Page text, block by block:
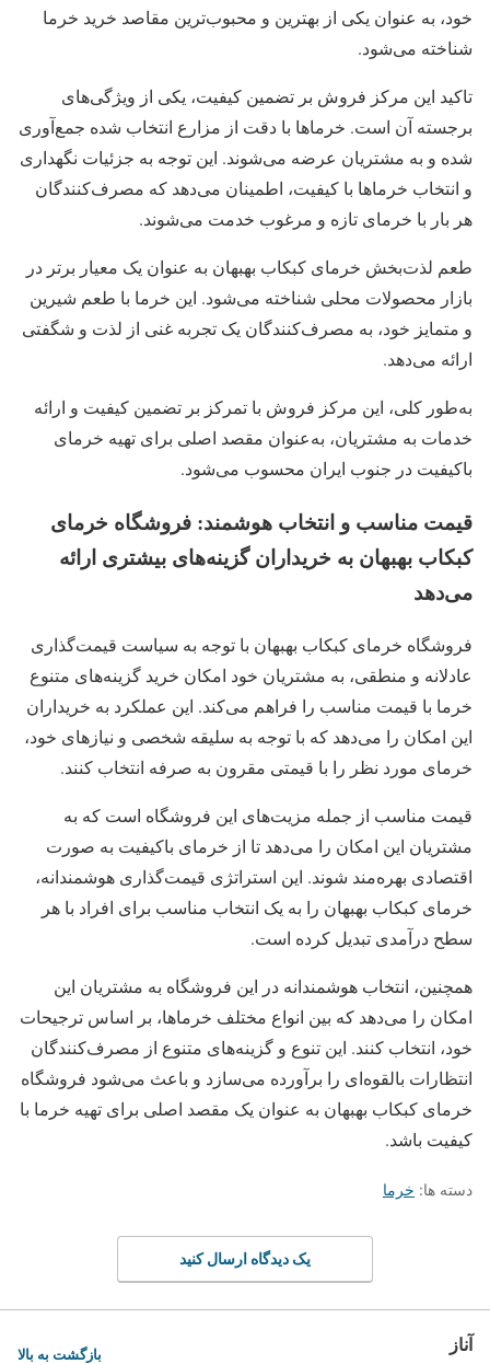
خود، به عنوان یکی از بهترین و محبوب‌ترین مقاصد خرید خرما
شناخته می‌شود.
تاکید این مرکز فروش بر تضمین کیفیت، یکی از ویژگی‌های
برجسته آن است. خرماها با دقت از مزارع انتخاب شده جمع‌آوری
شده و به مشتریان عرضه می‌شوند. این توجه به جزئیات نگهداری
و انتخاب خرماها با کیفیت، اطمینان می‌دهد که مصرف‌کنندگان
هر بار با خرمای تازه و مرغوب خدمت می‌شوند.
طعم لذت‌بخش خرمای کبکاب بهبهان به عنوان یک معیار برتر در
بازار محصولات محلی شناخته می‌شود. این خرما با طعم شیرین
و متمایز خود، به مصرف‌کنندگان یک تجربه غنی از لذت و شگفتی
ارائه می‌دهد.
به‌طور کلی، این مرکز فروش با تمرکز بر تضمین کیفیت و ارائه
خدمات به مشتریان، به‌عنوان مقصد اصلی برای تهیه خرمای
باکیفیت در جنوب ایران محسوب می‌شود.
قیمت مناسب و انتخاب هوشمند: فروشگاه خرمای
کبکاب بهبهان به خریداران گزینه‌های بیشتری ارائه
می‌دهد
فروشگاه خرمای کبکاب بهبهان با توجه به سیاست قیمت‌گذاری
عادلانه و منطقی، به مشتریان خود امکان خرید گزینه‌های متنوع
خرما با قیمت مناسب را فراهم می‌کند. این عملکرد به خریداران
این امکان را می‌دهد که با توجه به سلیقه شخصی و نیازهای خود،
خرمای مورد نظر را با قیمتی مقرون به صرفه انتخاب کنند.
قیمت مناسب از جمله مزیت‌های این فروشگاه است که به
مشتریان این امکان را می‌دهد تا از خرمای باکیفیت به صورت
اقتصادی بهره‌مند شوند. این استراتژی قیمت‌گذاری هوشمندانه،
خرمای کبکاب بهبهان را به یک انتخاب مناسب برای افراد با هر
سطح درآمدی تبدیل کرده است.
همچنین، انتخاب هوشمندانه در این فروشگاه به مشتریان این
امکان را می‌دهد که بین انواع مختلف خرماها، بر اساس ترجیحات
خود، انتخاب کنند. این تنوع و گزینه‌های متنوع از مصرف‌کنندگان
انتظارات بالقوه‌ای را برآورده می‌سازد و باعث می‌شود فروشگاه
خرمای کبکاب بهبهان به عنوان یک مقصد اصلی برای تهیه خرما با
کیفیت باشد.
دسته ها: خرما
یک دیدگاه ارسال کنید
آناز بازگشت به بالا